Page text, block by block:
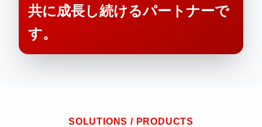
共に成長し続けるパートナーで
す。
SOLUTIONS / PRODUCTS